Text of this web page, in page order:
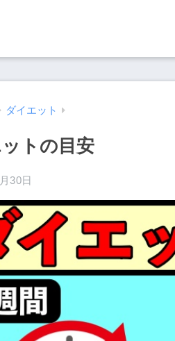
ダイエット
トの目安
30日